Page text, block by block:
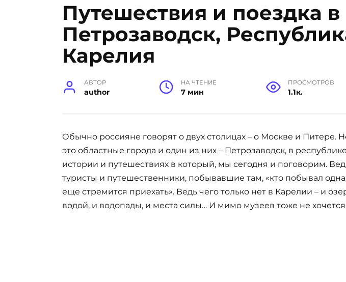
Путешествия и поездка в
Петрозаводск,
Карелия
АВТОР
author
НА ЧТЕНИЕ
7 мин
ПРОСМОТРОВ
1.1к.
Обычно россияне говорят о двух столицах – о Москве и Питере.
это областные города и один из них – Петрозаводск, в
истории и путешествиях в который, мы сегодня и поговорим.
туристы и путешественники, побывавшие там, «кто побывал
еще стремится приехать». Ведь чего только нет в Карелии – и
водой, и водопады, и места силы… И мимо музеев тоже не